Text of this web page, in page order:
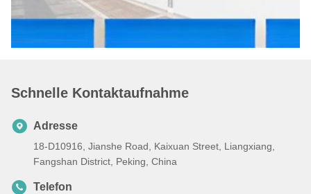
Schnelle Kontaktaufnahme
Adresse
18-D10916, Jianshe Road, Kaixuan Street, Liangxiang,
Fangshan District, Peking, China
Telefon